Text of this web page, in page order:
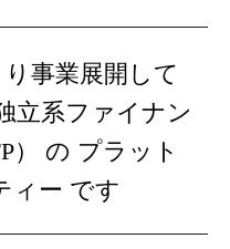
り事業展開して
立系ファイナン
） の プラット
ィー です